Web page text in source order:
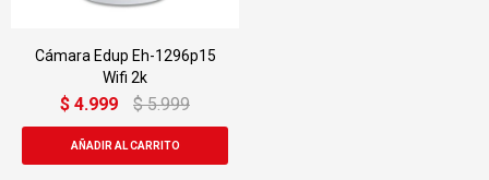
Cámara Edup Eh-1296p15
Wifi 2k
$ 4.999 $ 5.999